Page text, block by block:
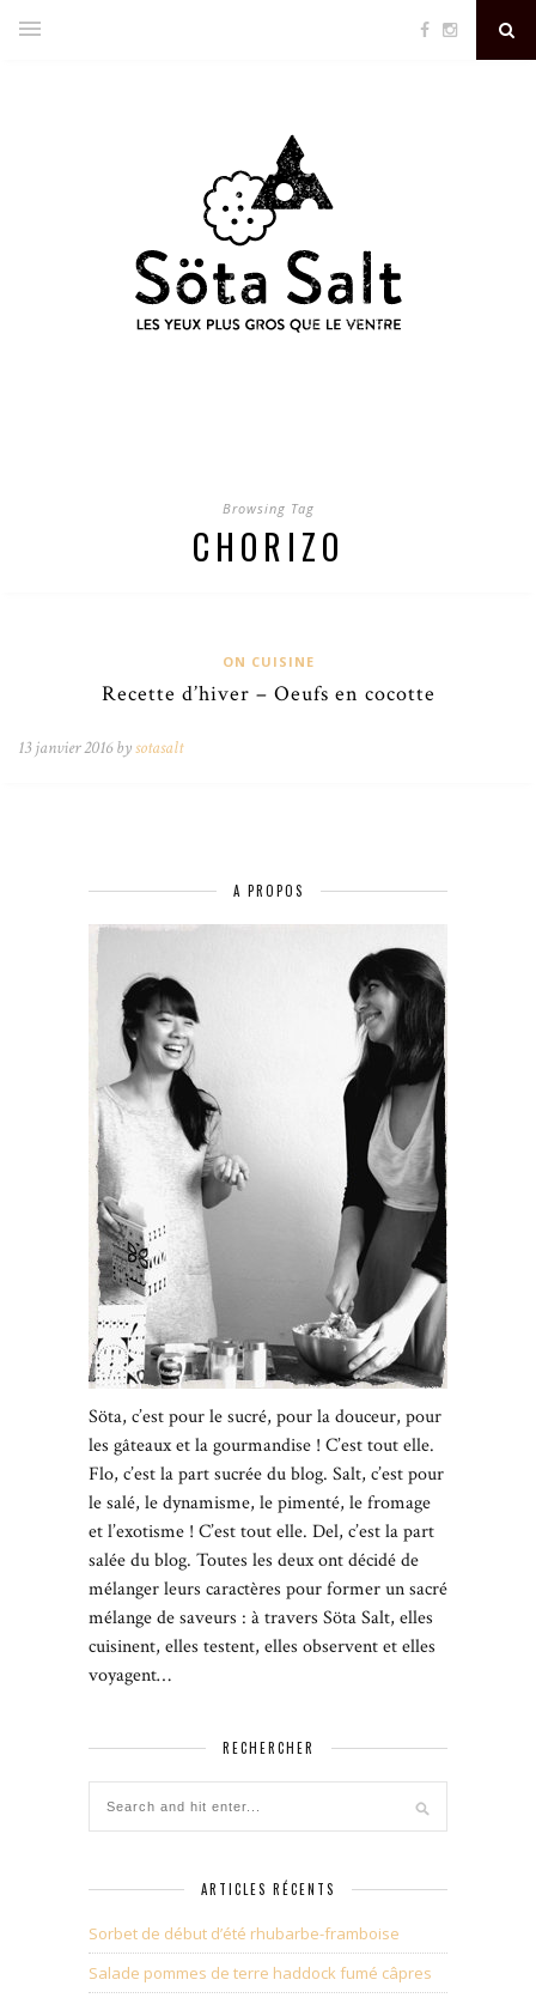
Browsing Tag
CHORIZO
ON CUISINE
Recette d’hiver – Oeufs en cocotte
13 janvier 2016 bysotasalt
A PROPOS
Söta, c’est pour le sucré, pour la douceur, pour
les gâteaux et la gourmandise ! C’est tout elle.
Flo, c’est la part sucrée du blog. Salt, c’est pour
le salé, le dynamisme, le pimenté, le fromage
et l’exotisme ! C’est tout elle. Del, c’est la part
salée du blog. Toutes les deux ont décidé de
mélanger leurs caractères pour former un sacré
mélange de saveurs : à travers Söta Salt, elles
cuisinent, elles testent, elles observent et elles
voyagent…
RECHERCHER
ARTICLES RÉCENTS
Sorbet de début d’été rhubarbe-framboise
Salade pommes de terre haddock fumé câpres